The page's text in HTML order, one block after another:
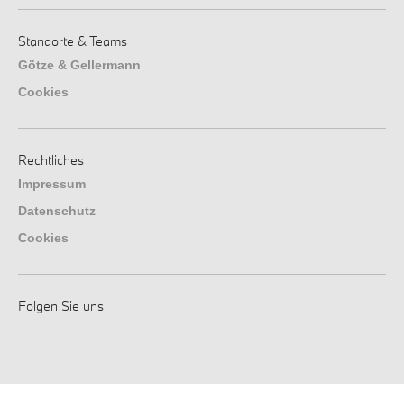
Standorte & Teams
Götze & Gellermann
Cookies
Rechtliches
Impressum
Datenschutz
Cookies
Folgen Sie uns